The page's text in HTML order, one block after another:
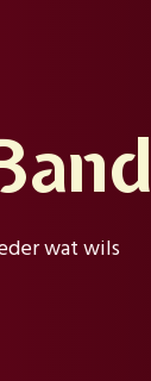
wat wils